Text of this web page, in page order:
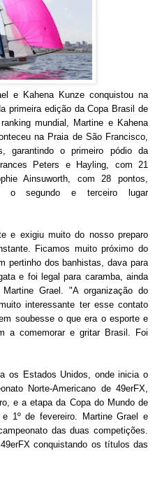
e Kahena Kunze conquistou na
primeira edição da Copa Brasil de
mundial, Martine e Kahena
na Praia de São Francisco,
garantindo o primeiro pódio da
Peters e Hayling, com 21
Ainsuworth, com 28 pontos,
o segundo e terceiro lugar
e exigiu muito do nosso preparo
Ficamos muito próximo do
pertinho dos banhistas, dava para
e foi legal para caramba, ainda
Grael. "A organização do
interessante ter esse contato
soubesse o que era o esporte e
a comemorar e gritar Brasil. Foi
os Estados Unidos, onde inicia o
Norte-Americano de 49erFX,
e a etapa da Copa do Mundo de
1º de fevereiro. Martine Grael e
das duas competições.
conquistando os títulos das